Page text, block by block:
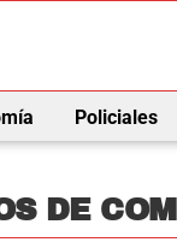
Policiales
DE